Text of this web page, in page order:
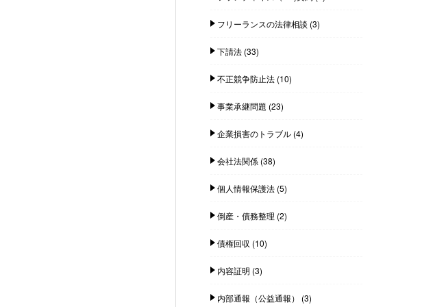
フリーランスの法律相談 (3)
下請法(33)
不正競争防止法(10)
事業承継問題 (23)
企業損害のトラブル(4)
会社法関係(38)
個人情報保護法(5)
倒産・債務整理 (2)
債権回収 (10)
内容証明 (3)
内部通報（公益通報） (3)